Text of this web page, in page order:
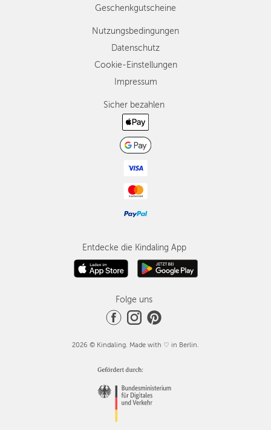
Geschenkgutscheine
Nutzungsbedingungen
Datenschutz
Cookie-Einstellungen
Impressum
Sicher bezahlen
Entdecke die Kindaling App
Folge uns
2026 © Kindaling. Made with ♡ in Berlin.